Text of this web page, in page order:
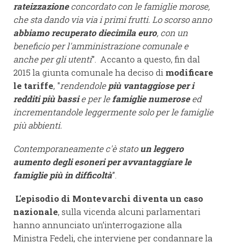
rateizzazioneconcordato con le famiglie morose,
che sta dando via via i primi frutti. Lo scorso anno
abbiamo recuperato diecimila euro, con un
beneficio per l'amministrazione comunale e
anche per gli utenti”. Accanto a questo, fin dal
2015 la giunta comunale ha deciso di modificare
le tariffe, "rendendolepiù vantaggiose per i
redditi più bassie per lefamiglie numeroseed
incrementandole leggermente solo per le famiglie
più abbienti.
Contemporaneamente c'è stato un leggero
aumento degli esoneri per avvantaggiare le
famiglie più in difficoltà”.
L'episodio di Montevarchi diventa un caso
nazionale, sulla vicenda alcuni parlamentari
hanno annunciato un’interrogazione alla
Ministra Fedeli, che interviene per condannare la